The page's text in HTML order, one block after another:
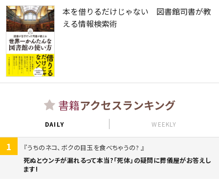
本を借りるだけじゃない 図書館司書が教
える情報検索術
書籍アクセスランキング
DAILY WEEKLY
1
うちのネコ、ボクの目玉を食べちゃうの?
死ぬとウンチが漏れるって本当?「死体」の疑問に葬儀屋がお答えし
ます!